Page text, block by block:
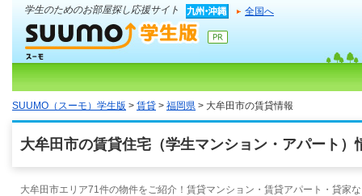
学生のためのお部屋探し応援サイト 全国へ
SUUMO（スーモ）学生版 > 賃貸 > 福岡県 > 大牟田市の賃貸情報
大牟田市の賃貸住宅（学生マンション・アパート）
大牟田市エリア71件の物件をご紹介！賃貸マンション・賃貸アパート・貸家